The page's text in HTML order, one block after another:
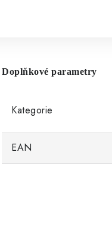
Doplňkové parametry
Kategorie
EAN